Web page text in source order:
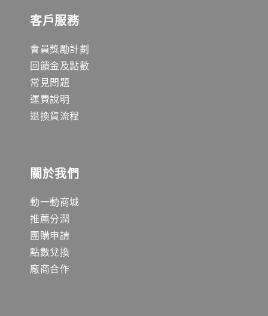
客戶服務
會員獎勵計劃
回饋金及點數
常見問題
運費說明
退換貨流程
關於我們
動一動商城
推薦分潤
團購申請
點數兌換
廠商合作